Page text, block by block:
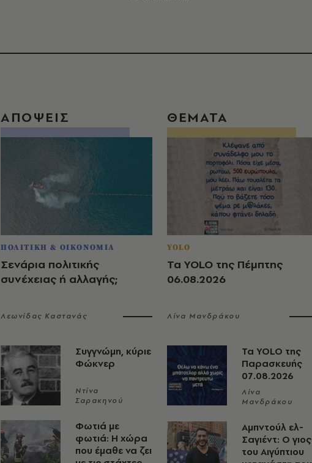
ΑΠΟΨΕΙΣ
ΠΟΛΙΤΙΚΗ & ΟΙΚΟΝΟΜΙΑ
Σενάρια πολιτικής
συνέχειας ή αλλαγής;
Λεωνίδας Καστανάς
Συγγνώμη, κύριε
Φώκνερ
Ντίνα
Σαρακηνού
Φωτιά με
φωτιά: Η χώρα
που έμαθε να ζει
ΘΕΜΑΤΑ
YOLO
Τα YOLO της Πέμπτης
06.08.2026
Λίνα Μανδράκου
Τα YOLO της
Παρασκευής
07.08.2026
Λίνα
Μανδράκου
Αμπντούλ ελ-
Σαγιέντ: Ο γιος
του Αιγύπτιου